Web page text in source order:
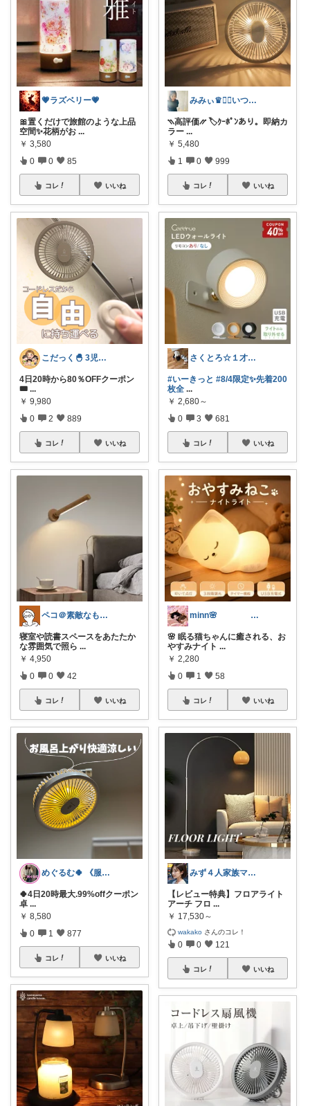
💗ラズベリー💗
🎀置くだけで旅館のような上品
空間✨花柄がお ...
￥ 3,580
0 0 85
コレ いいね
こだっく🐣 3児のママ
4日20時から80％OFFクーポン
🎟️ ...
￥ 9,980
0 2 889
コレ いいね
ペコ＠素敵なものを紹介しています
寝室や読書スペースをあたたか
な雰囲気で照ら ...
￥ 4,950
0 0 42
コレ いいね
めぐるむ🍀 《服と暮らし》朝コレ
🍀4日20時最大.99%offクーポン
卓 ...
￥ 8,580
0 1 877
コレ いいね
みみぃ♛👯‍♀️いつもありがとう🎪
⳹高評価⳼ 🏷️ｸｰﾎﾟﾝあり。即納カ
ラー ...
￥ 5,480
1 0 999
コレ いいね
さくとろ☆１才児ぱぱ
#いーきっと #8/4限定✨先着200
枚全 ...
￥ 2,680～
0 3 681
コレ いいね
minn🌸 358
🌸 眠る猫ちゃんに癒される、お
やすみナイト ...
￥ 2,280
0 1 58
コレ いいね
みず４人家族ママ★３０代子育て奮闘中🙆
【レビュー特典】フロアライト
アーチ フロ ...
￥ 17,530～
wakako さんのコレ！
0 0 121
コレ いいね